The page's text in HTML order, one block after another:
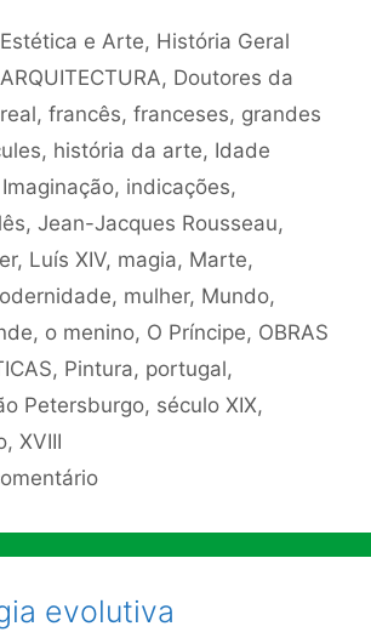
Estética e Arte, História Geral
ARQUITECTURA, Doutores da
, francês, franceses, grandes
, história da arte, Idade
Imaginação, indicações,
, Jean-Jacques Rousseau,
, Luís XIV, magia, Marte,
, mulher, Mundo,
, o menino, O Príncipe, OBRAS
, Pintura, portugal,
Petersburgo, século XIX,
, XVIII
evolutiva